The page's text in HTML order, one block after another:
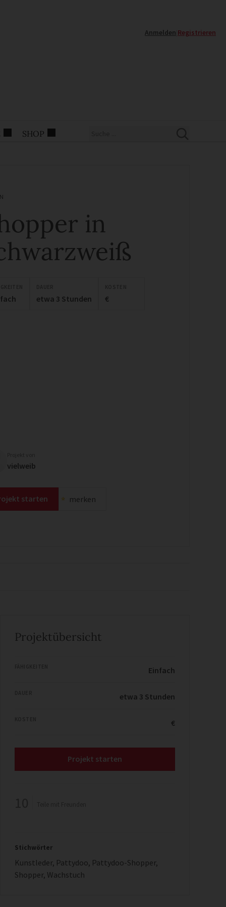
Anmelden Registrieren
SHOP
in
etwa 3 Stunden €
vielweib
starten merken
Projektübersicht
Einfach
etwa 3 Stunden
€
Projekt starten
Stichwörter
Kunstleder, Pattydoo, Pattydoo-Shopper,
Shopper, Wachstuch